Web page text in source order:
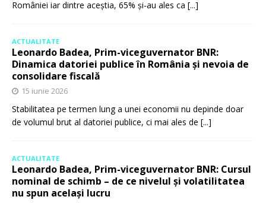
României iar dintre aceștia, 65% și-au ales ca [...]
ACTUALITATE
Leonardo Badea, Prim-viceguvernator BNR:
Dinamica datoriei publice în România și nevoia de
consolidare fiscală
15 iunie 2026
Stabilitatea pe termen lung a unei economii nu depinde doar
de volumul brut al datoriei publice, ci mai ales de [...]
ACTUALITATE
Leonardo Badea, Prim-viceguvernator BNR: Cursul
nominal de schimb – de ce nivelul și volatilitatea
nu spun același lucru